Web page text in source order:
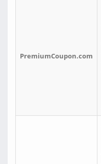
PremiumCoupon.com